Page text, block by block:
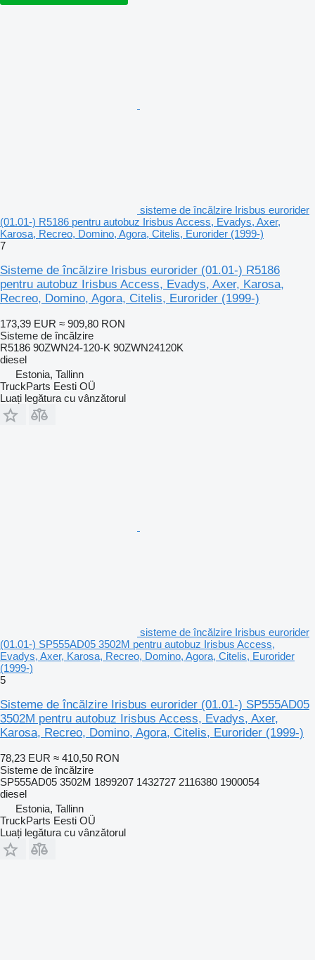
sisteme de încălzire Irisbus eurorider
(01.01-) R5186 pentru autobuz Irisbus Access, Evadys, Axer,
Karosa, Recreo, Domino, Agora, Citelis, Eurorider (1999-)
7
Sisteme de încălzire Irisbus eurorider (01.01-) R5186
pentru autobuz Irisbus Access, Evadys, Axer, Karosa,
Recreo, Domino, Agora, Citelis, Eurorider (1999-)
173,39 EUR ≈ 909,80 RON
Sisteme de încălzire
R5186 90ZWN24-120-K 90ZWN24120K
diesel
Estonia, Tallinn
TruckParts Eesti OÜ
Luați legătura cu vânzătorul
sisteme de încălzire Irisbus eurorider
(01.01-) SP555AD05 3502M pentru autobuz Irisbus Access,
Evadys, Axer, Karosa, Recreo, Domino, Agora, Citelis, Eurorider
(1999-)
5
Sisteme de încălzire Irisbus eurorider (01.01-) SP555AD05
3502M pentru autobuz Irisbus Access, Evadys, Axer,
Karosa, Recreo, Domino, Agora, Citelis, Eurorider (1999-)
78,23 EUR ≈ 410,50 RON
Sisteme de încălzire
SP555AD05 3502M 1899207 1432727 2116380 1900054
diesel
Estonia, Tallinn
TruckParts Eesti OÜ
Luați legătura cu vânzătorul